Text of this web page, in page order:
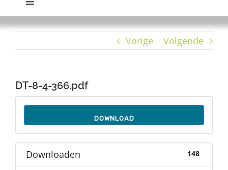
Toggle
Navigation
Home
Auteurs
Over Dth
Vorige Volgende
DT-8-4-366.pdf
DOWNLOAD
Downloaden 148